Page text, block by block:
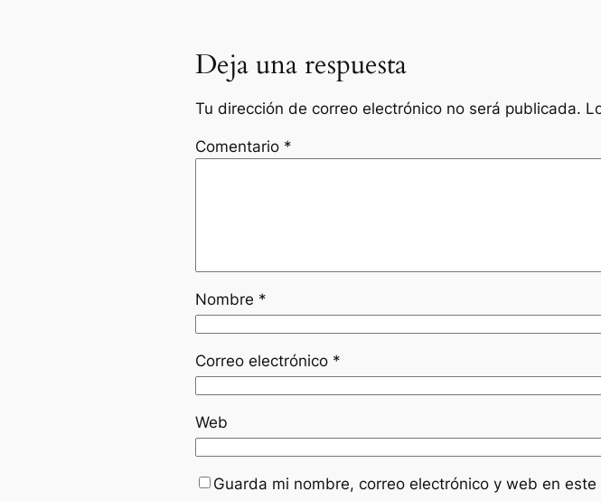
Deja una respuesta
Tu dirección de correo electrónico no será publicada.
Comentario *
Nombre *
Correo electrónico *
Web
Guarda mi nombre, correo electrónico y web en